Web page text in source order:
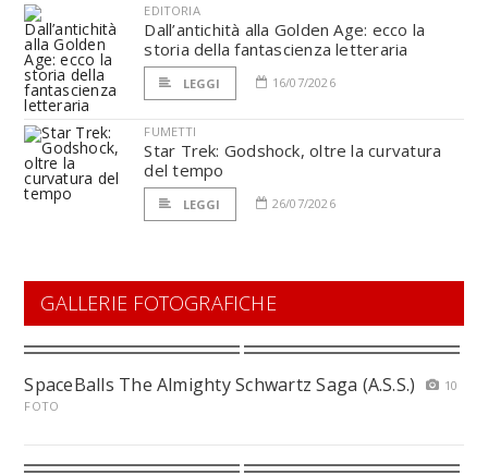
EDITORIA
Dall’antichità alla Golden Age: ecco la
storia della fantascienza letteraria
LEGGI 16/07/2026
FUMETTI
Star Trek: Godshock, oltre la curvatura
del tempo
LEGGI 26/07/2026
GALLERIE FOTOGRAFICHE
SpaceBalls The Almighty Schwartz Saga (A.S.S.)
10
FOTO